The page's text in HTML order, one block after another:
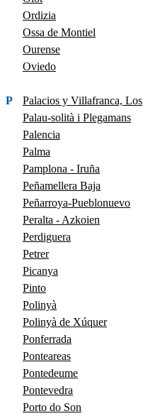
Ordizia
Ossa de Montiel
Ourense
Oviedo
P
Palacios y Villafranca, Los
Palau-solità i Plegamans
Palencia
Palma
Pamplona - Iruña
Peñamellera Baja
Peñarroya-Pueblonuevo
Peralta - Azkoien
Perdiguera
Petrer
Picanya
Pinto
Polinyà
Polinyà de Xúquer
Ponferrada
Ponteareas
Pontedeume
Pontevedra
Porto do Son